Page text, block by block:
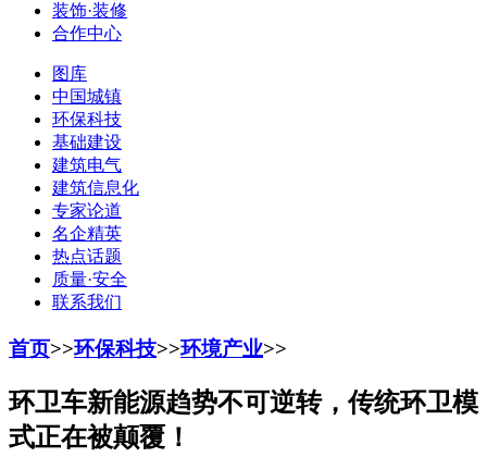
装饰·装修
合作中心
图库
中国城镇
环保科技
基础建设
建筑电气
建筑信息化
专家论道
名企精英
热点话题
质量·安全
联系我们
首页>>环保科技>>环境产业>>
环卫车新能源趋势不可逆转，传统环卫模
式正在被颠覆！